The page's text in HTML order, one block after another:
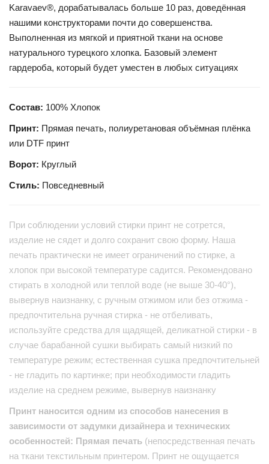
Karavaev®, дорабатывалась больше 10 раз, доведённая
нашими конструкторами почти до совершенства.
Выполненная из мягкой и приятной ткани на основе
натурального турецкого хлопка. Базовый элемент
гардероба, который будет уместен в любых ситуациях
Состав: 100% Хлопок
Принт: Прямая печать, полиуретановая объёмная плёнка
или DTF принт
Ворот: Круглый
Стиль: Повседневный
При соблюдении условий стирки принт не сотрется,
изделие не сядет и долго сохранит свою форму. Наша
печать практически не имеет ограничений по стирке, а
хлопок при высокой температуре садится. Рекомендовано
стирать в холодной или теплой воде (не выше 30-40°),
вывернув наизнанку, с ручным отжимом или без отжима -
предпочтительна ручная стирка - не отбеливать,
используйте средства для щадящей, деликатной стирки - в
случае барабанной сушки выбирать самый низкий по
температуре режим; естественная сушка предпочтительней
- не гладить по картинке; при необходимости гладить
изделие на среднем режиме, вывернув наизнанку
Принт наносится одним из способов нанесения в
зависимости от задумки дизайнера и технических
особенностей: Прямая печать (непосредственная печать
на ткани текстильным принтером. Принт не ощущается